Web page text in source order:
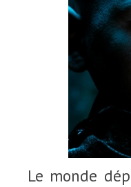
Le monde